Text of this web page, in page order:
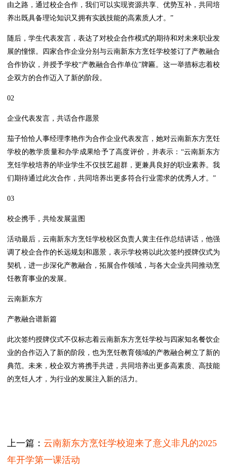
由之路，通过校企合作，我们可以实现资源共享、优势互补，共同培
养出既具备理论知识又拥有实践技能的高素质人才。”
随后，学生代表发言，表达了对校企合作模式的期待和对未来职业发
展的憧憬。四家合作企业分别与云南新东方烹饪学校签订了产教融合
合作协议，并授予学校“产教融合合作单位”牌匾。这一举措标志着校
企双方的合作迈入了新的阶段。
02
企业代表发言，共话合作愿景
茄子恰恰人事经理李艳作为合作企业代表发言，她对云南新东方烹饪
学校的教学质量和办学成果给予了高度评价，并表示：“云南新东方
烹饪学校培养的毕业学生不仅技艺超群，更兼具良好的职业素养。我
们期待通过此次合作，共同培养出更多符合行业需求的优秀人才。”
03
校企携手，共绘发展蓝图
活动最后，云南新东方烹饪学校校区负责人黄主任作总结讲话，他强
调了校企合作的长远规划和愿景，表示学校将以此次签约授牌仪式为
契机，进一步深化产教融合，拓展合作领域，与各大企业共同推动烹
饪教育事业的发展。
云南新东方
产教融合谱新篇
此次签约授牌仪式不仅标志着云南新东方烹饪学校与四家知名餐饮企
业的合作迈入了新的阶段，也为烹饪教育领域的产教融合树立了新的
典范。未来，校企双方将携手共进，共同培养出更多高素质、高技能
的烹饪人才，为行业的发展注入新的活力。
上一篇： 云南新东方烹饪学校迎来了意义非凡的2025
年开学第一课活动